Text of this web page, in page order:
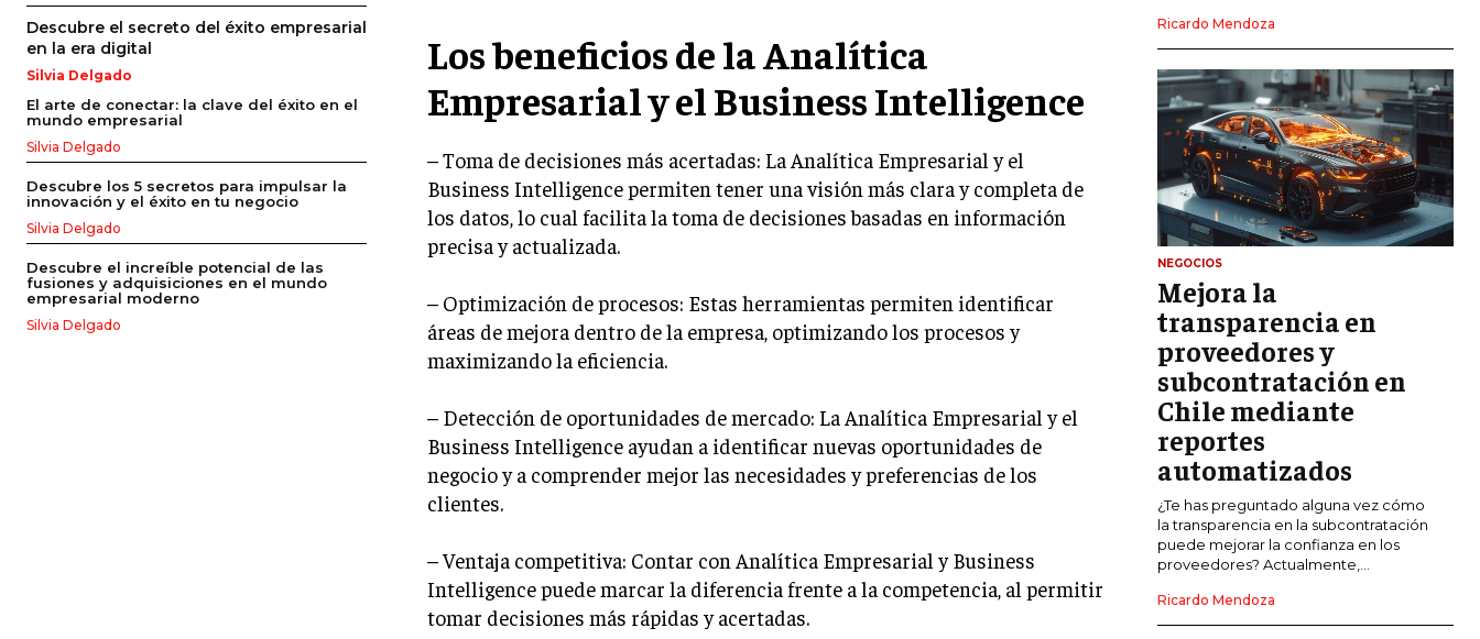
LIDERAZGO
EMPRENDIMIENTO
PLANIFICACIÓN EMPRESARIAL
FINANZAS
FINANZAS Y CONTABILIDAD
GESTIÓN DE RECURSOS FINANCIEROS
INVERSIONES Y MERCADOS FINANCIEROS
CONTABILIDAD EMPRESARIAL
ECONOMÍA EMPRESARIAL
INTERNACIONAL
NEGOCIOS INTERNACIONALES
COMERCIO INTERNACIONAL
EXPANSIÓN GLOBAL
ALIANZAS ESTRATÉGICAS
Descubre el secreto del éxito empresarial
en la era digital
Silvia Delgado
El arte de conectar: la clave del éxito en el
mundo empresarial
Silvia Delgado
Descubre los 5 secretos para impulsar la
innovación y el éxito en tu negocio
Silvia Delgado
Descubre el increíble potencial de las
fusiones y adquisiciones en el mundo
empresarial moderno
Silvia Delgado
Los beneficios de la Analítica
Empresarial y el Business Intelligence
– Toma de decisiones más acertadas: La Analítica Empresarial y el
Business Intelligence permiten tener una visión más clara y completa de
los datos, lo cual facilita la toma de decisiones basadas en información
precisa y actualizada.
– Optimización de procesos: Estas herramientas permiten identificar
áreas de mejora dentro de la empresa, optimizando los procesos y
maximizando la eficiencia.
– Detección de oportunidades de mercado: La Analítica Empresarial y el
Business Intelligence ayudan a identificar nuevas oportunidades de
negocio y a comprender mejor las necesidades y preferencias de los
clientes.
– Ventaja competitiva: Contar con Analítica Empresarial y Business
Intelligence puede marcar la diferencia frente a la competencia, al permitir
tomar decisiones más rápidas y acertadas.
Ricardo Mendoza
NEGOCIOS
Mejora la
transparencia en
proveedores y
subcontratación en
Chile mediante
reportes
automatizados
¿Te has preguntado alguna vez cómo
la transparencia en la subcontratación
puede mejorar la confianza en los
proveedores? Actualmente,...
Ricardo Mendoza